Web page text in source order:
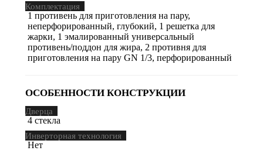
Комплектация
1 противень для приготовления на пару,
неперфорированный, глубокий, 1 решетка для
жарки, 1 эмалированный универсальный
противень/поддон для жира, 2 противня для
приготовления на пару GN 1/3, перфорированный
ОСОБЕННОСТИ КОНСТРУКЦИИ
Дверца
4 стекла
Инверторная технология
Нет